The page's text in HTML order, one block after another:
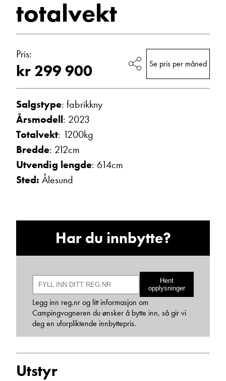
2023
Campingvogner
Vis epost
Ann Kristin Hattrem
Vis telefon
Ta kontakt
Lurer du på noe? Spør!
Hva gjelder det?
totalvekt
Pris:
kr 299 900 Se pris per måned
Salgstype: fabrikkny
Årsmodell: 2023
Totalvekt: 1200kg
Bredde: 212cm
Utvendig lengde: 614cm
Sted: Ålesund
Har du innbytte?
Hent
opplysninger
Legg inn reg.nr og litt informasjon om
Campingvogneren du ønsker å bytte inn, så gir vi
deg en uforpliktende innbyttepris.
Utstyr